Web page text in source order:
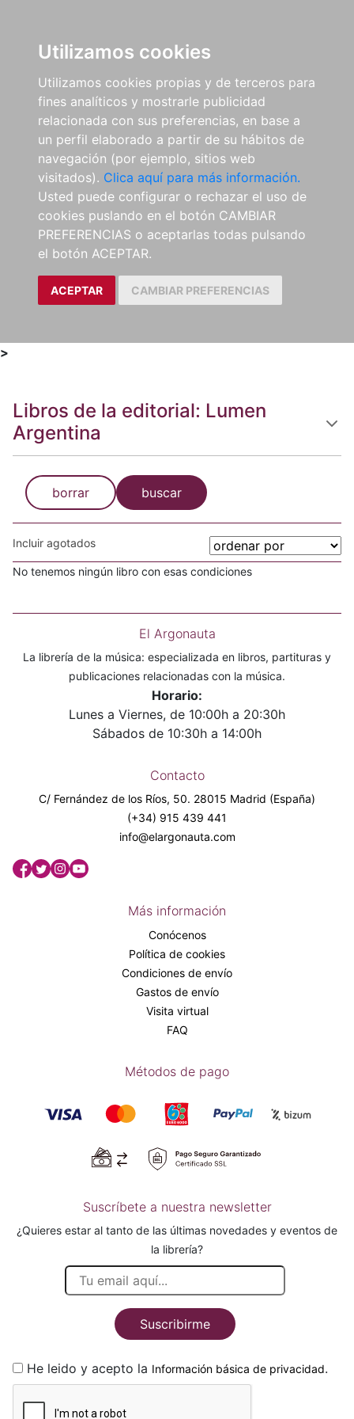
Utilizamos cookies
Utilizamos cookies propias y de terceros para
fines analíticos y mostrarle publicidad
relacionada con sus preferencias, en base a
un perfil elaborado a partir de su hábitos de
navegación (por ejemplo, sitios web
visitados). Clica aquí para más información.
Usted puede configurar o rechazar el uso de
cookies puslando en el botón CAMBIAR
PREFERENCIAS o aceptarlas todas pulsando
el botón ACEPTAR.
ACEPTAR CAMBIAR PREFERENCIAS
>
Libros de la editorial: Lumen
Argentina
borrar buscar
Incluir agotados
No tenemos ningún libro con esas condiciones
El Argonauta
La librería de la música: especializada en libros, partituras y
publicaciones relacionadas con la música.
Horario:
Lunes a Viernes, de 10:00h a 20:30h
Sábados de 10:30h a 14:00h
Contacto
C/ Fernández de los Ríos, 50. 28015 Madrid (España)
(+34) 915 439 441
info@elargonauta.com
Más información
Conócenos
Política de cookies
Condiciones de envío
Gastos de envío
Visita virtual
FAQ
Métodos de pago
Suscríbete a nuestra newsletter
¿Quieres estar al tanto de las últimas novedades y eventos de
la librería?
Suscribirme
He leido y acepto la Información básica de privacidad.